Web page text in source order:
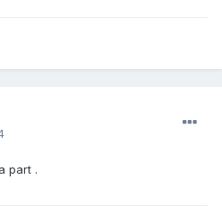
part .